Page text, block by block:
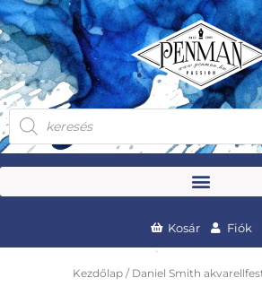
Skip
to
content
Products
search
Kosár Fiók
Kezdőlap / Daniel Smith